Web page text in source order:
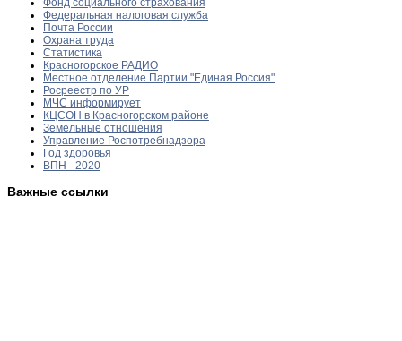
Фонд социального страхования
Федеральная налоговая служба
Почта России
Охрана труда
Статистика
Красногорское РАДИО
Местное отделение Партии "Единая Россия"
Росреестр по УР
МЧС информирует
КЦСОН в Красногорском районе
Земельные отношения
Управление Роспотребнадзора
Год здоровья
ВПН - 2020
Важные ссылки